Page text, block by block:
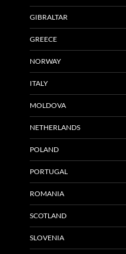
GIBRALTAR
GREECE
NORWAY
ITALY
MOLDOVA
NETHERLANDS
POLAND
PORTUGAL
ROMANIA
SCOTLAND
SLOVENIA